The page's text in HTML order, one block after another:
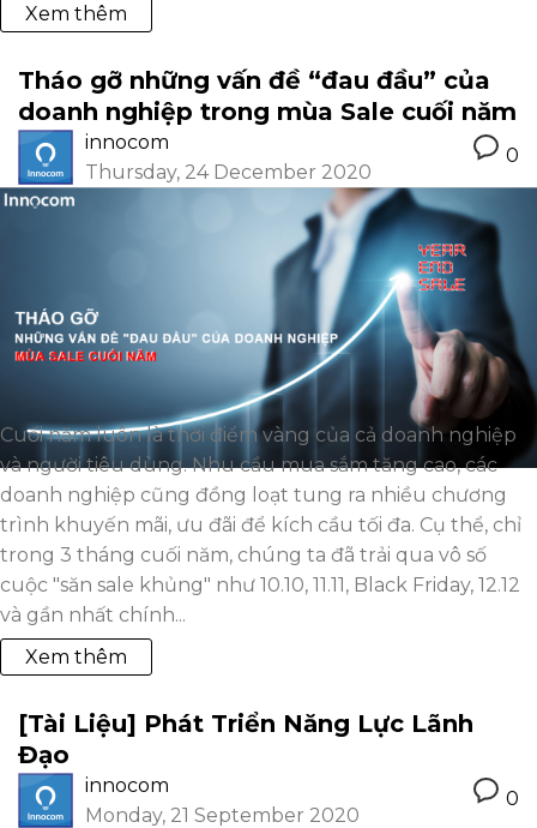
Xem thêm
Tháo gỡ những vấn đề “đau đầu” của
doanh nghiệp trong mùa Sale cuối năm
innocom
Thursday, 24 December 2020
0
Cuối năm luôn là thời điểm vàng của cả doanh nghiệp
và người tiêu dùng. Nhu cầu mua sắm tăng cao, các
doanh nghiệp cũng đồng loạt tung ra nhiều chương
trình khuyến mãi, ưu đãi để kích cầu tối đa. Cụ thể, chỉ
trong 3 tháng cuối năm, chúng ta đã trải qua vô số
cuộc "săn sale khủng" như 10.10, 11.11, Black Friday, 12.12
và gần nhất chính...
Xem thêm
[Tài Liệu] Phát Triển Năng Lực Lãnh
Đạo
innocom
Monday, 21 September 2020
0